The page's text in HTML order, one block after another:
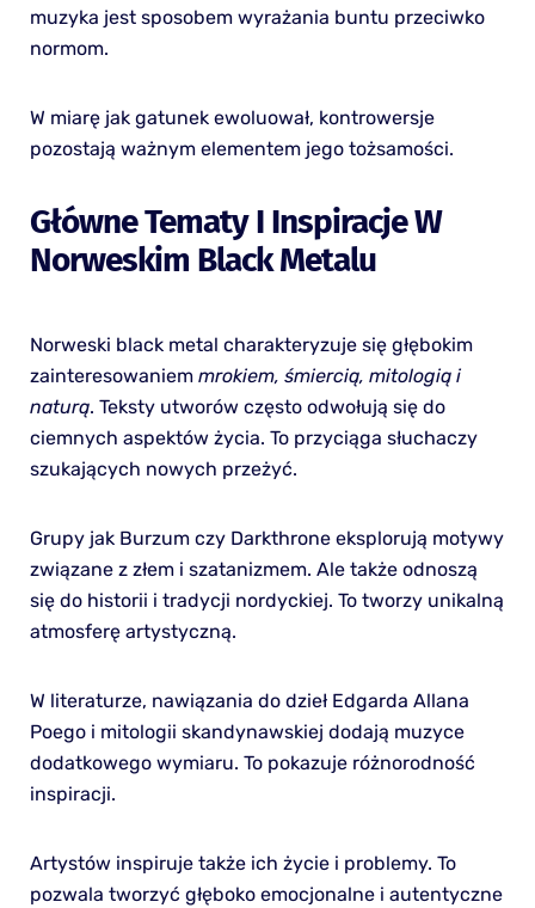
muzyka jest sposobem wyrażania buntu przeciwko
normom.
W miarę jak gatunek ewoluował, kontrowersje
pozostają ważnym elementem jego tożsamości.
Główne Tematy I Inspiracje W
Norweskim Black Metalu
Norweski black metal charakteryzuje się głębokim
zainteresowaniem mrokiem, śmiercią, mitologią i
naturą. Teksty utworów często odwołują się do
ciemnych aspektów życia. To przyciąga słuchaczy
szukających nowych przeżyć.
Grupy jak Burzum czy Darkthrone eksplorują motywy
związane z złem i szatanizmem. Ale także odnoszą
się do historii i tradycji nordyckiej. To tworzy unikalną
atmosferę artystyczną.
W literaturze, nawiązania do dzieł Edgarda Allana
Poego i mitologii skandynawskiej dodają muzyce
dodatkowego wymiaru. To pokazuje różnorodność
inspiracji.
Artystów inspiruje także ich życie i problemy. To
pozwala tworzyć głęboko emocjonalne i autentyczne